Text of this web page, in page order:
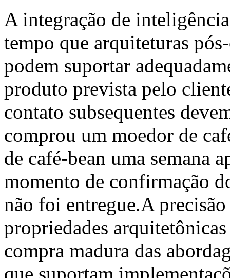
A integração de
tempo que arquiteturas
podem suportar
produto prevista pelo
contato subsequentes
comprou um moedor de
de café-bean uma semana
momento de confirmação
não foi entregue.A
propriedades
compra madura das